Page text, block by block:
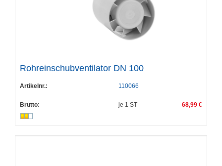
Rohreinschubventilator DN 100
Artikelnr.: 110066
Brutto: je 1 ST 68,99 €